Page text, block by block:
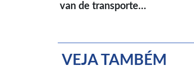
van de transporte…
VEJA TAMBÉM